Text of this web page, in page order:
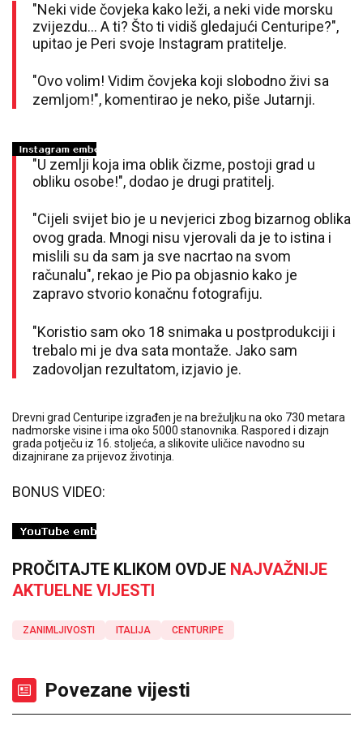
"Neki vide čovjeka kako leži, a neki vide morsku
zvijezdu... A ti? Što ti vidiš gledajući Centuripe?",
upitao je Peri svoje Instagram pratitelje.
"Ovo volim! Vidim čovjeka koji slobodno živi sa
zemljom!", komentirao je neko, piše Jutarnji.
"U zemlji koja ima oblik čizme, postoji grad u
obliku osobe!", dodao je drugi pratitelj.
"Cijeli svijet bio je u nevjerici zbog bizarnog oblika
ovog grada. Mnogi nisu vjerovali da je to istina i
mislili su da sam ja sve nacrtao na svom
računalu", rekao je Pio pa objasnio kako je
zapravo stvorio konačnu fotografiju.
"Koristio sam oko 18 snimaka u postprodukciji i
trebalo mi je dva sata montaže. Jako sam
zadovoljan rezultatom, izjavio je.
Drevni grad Centuripe izgrađen je na brežuljku na oko 730 metara
nadmorske visine i ima oko 5000 stanovnika. Raspored i dizajn
grada potječu iz 16. stoljeća, a slikovite uličice navodno su
dizajnirane za prijevoz životinja.
BONUS VIDEO:
PROČITAJTE KLIKOM OVDJE NAJVAŽNIJE
AKTUELNE VIJESTI
ZANIMLJIVOSTI ITALIJA CENTURIPE
Povezane vijesti